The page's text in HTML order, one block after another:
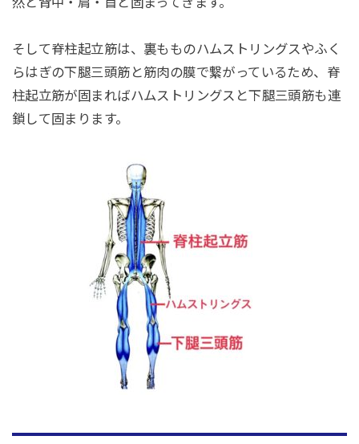
そして脊柱起立筋は、裏もものハムストリングスやふく
らはぎの下腿三頭筋と筋肉の膜で繋がっているため、脊
柱起立筋が固まればハムストリングスと下腿三頭筋も連
鎖して固まります。